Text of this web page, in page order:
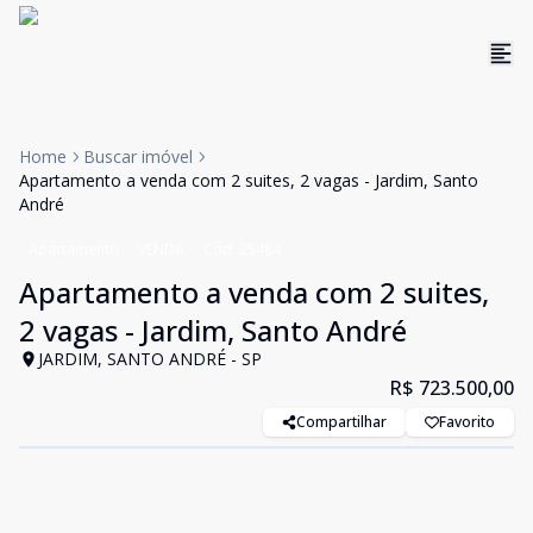
Home
Buscar imóvel
Apartamento a venda com 2 suites, 2 vagas - Jardim, Santo
André
Apartamento a venda com 2 suites,
2 vagas - Jardim, Santo André
JARDIM, SANTO ANDRÉ - SP
R$ 723.500,00
Compartilhar Favorito